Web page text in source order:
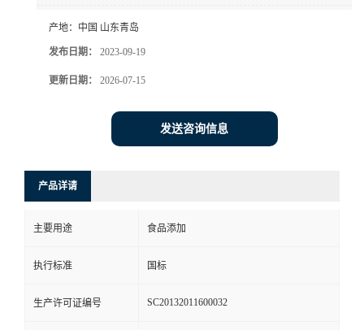
产地： 中国 山东青岛
发布日期： 2023-09-19
更新日期： 2026-07-15
发送咨询信息
产品详请
主要用途 食品添加
执行标准 国标
生产许可证编号 SC20132011600032